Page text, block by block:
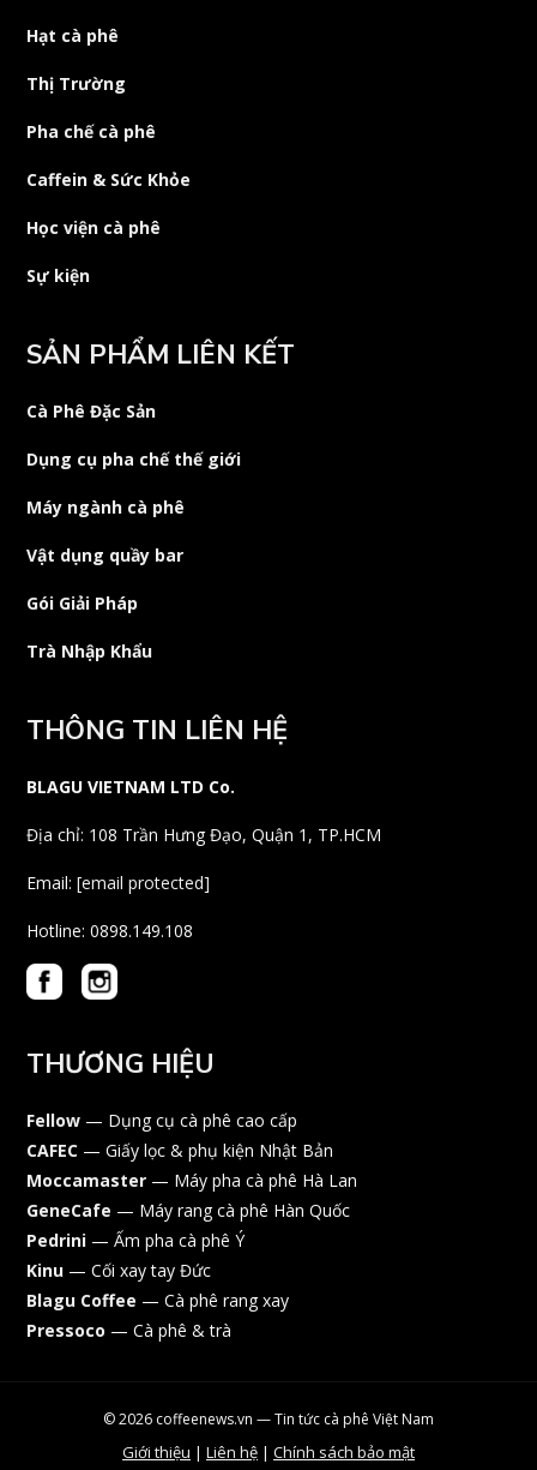
Hạt cà phê
Thị Trường
Pha chế cà phê
Caffein & Sức Khỏe
Học viện cà phê
Sự kiện
SẢN PHẨM LIÊN KẾT
Cà Phê Đặc Sản
Dụng cụ pha chế thế giới
Máy ngành cà phê
Vật dụng quầy bar
Gói Giải Pháp
Trà Nhập Khẩu
THÔNG TIN LIÊN HỆ
BLAGU VIETNAM LTD Co.
Địa chỉ: 108 Trần Hưng Đạo, Quận 1, TP.HCM
Email:[email protected]
Hotline: 0898.149.108
THƯƠNG HIỆU
Fellow — Dụng cụ cà phê cao cấp
CAFEC — Giấy lọc & phụ kiện Nhật Bản
Moccamaster — Máy pha cà phê Hà Lan
GeneCafe — Máy rang cà phê Hàn Quốc
Pedrini — Ấm pha cà phê Ý
Kinu — Cối xay tay Đức
Blagu Coffee — Cà phê rang xay
Pressoco — Cà phê & trà
© 2026 coffeenews.vn — Tin tức cà phê Việt Nam
Giới thiệu | Liên hệ | Chính sách bảo mật